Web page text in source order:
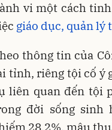
vi một cách
giáo dục, quản lý
thông tin của
tỉnh, riêng tội cố ý
liên quan đến tội
đời sống sinh